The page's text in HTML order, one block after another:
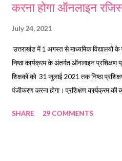
करना होगा ऑनलाइन
July 24, 2021
उत्तराखंड में 1 अगस्त से माध्यमिक विद्यालयों
निष्ठा कार्यक्रम के अंतर्गत ऑनलाइन
शिक्षकों को 31 जुलाई 2021 तक निष्ठा
पंजीकरण करना होगा। प्रशिक्षण कार्यक्रम
प्रशिक्षण के प्रथम चरण में गत वर्ष प्राथमिक
SHARE 29 COMMENTS